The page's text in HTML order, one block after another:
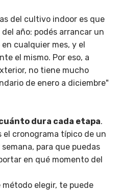
del cultivo indoor es que
año: podés arrancar un
cualquier mes, y el
el mismo. Por eso, a
no tiene mucho
de enero a diciembre"
dura cada etapa.
el cronograma típico de un
para que puedas
en qué momento del
elegir, te puede